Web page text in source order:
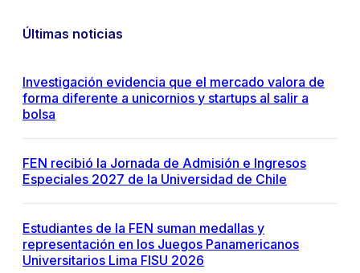
Últimas noticias
Investigación evidencia que el mercado valora de
forma diferente a unicornios y startups al salir a
bolsa
FEN recibió la Jornada de Admisión e Ingresos
Especiales 2027 de la Universidad de Chile
Estudiantes de la FEN suman medallas y
representación en los Juegos Panamericanos
Universitarios Lima FISU 2026